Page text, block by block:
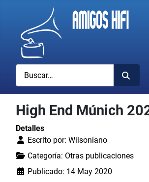
Buscar
High End Múnich
Detalles
Escrito por: Wilsoniano
Categoría: Otras publicaciones
Publicado: 14 May 2020